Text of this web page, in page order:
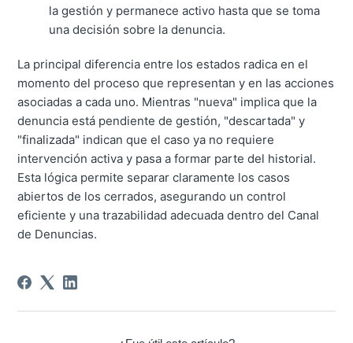
la gestión y permanece activo hasta que se toma
una decisión sobre la denuncia.
La principal diferencia entre los estados radica en el
momento del proceso que representan y en las acciones
asociadas a cada uno. Mientras "nueva" implica que la
denuncia está pendiente de gestión, "descartada" y
"finalizada" indican que el caso ya no requiere
intervención activa y pasa a formar parte del historial.
Esta lógica permite separar claramente los casos
abiertos de los cerrados, asegurando un control
eficiente y una trazabilidad adecuada dentro del Canal
de Denuncias.